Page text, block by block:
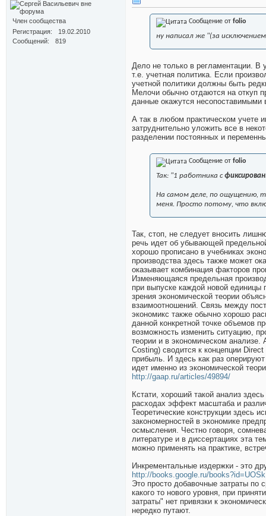
Член сообщества
Регистрация
19.02.2010
Сообщений
819
Сообщение от folio
ну написал же "(за
Дело не только в регламентации. В
т.е. учетная политика. Если
учетной политики должны быть
Мелочи обычно отдаются на откуп
данные окажутся несопоставимыми
А так в любом практическом учете
затруднительно уложить все в
разделении постоянных и
Сообщение от folio
Так: "1 работника с
На самом деле, по ощущению,
меня. Просто потому, что
Так, стоп, не следует вносить
речь идет об убывающей
хорошо прописано в учебниках
производства здесь также может
оказывает комбинация факторов
Изменяющаяся предельная
при выпуске каждой новой единицы
зрения экономической теории
взаимоотношений. Связь между
экономикс также обычно хорошо
данной конкретной точке объемов
возможность изменить ситуацию,
теории и в экономическом анализе.
Costing) сводится к концепции
прибыль. И здесь как раз
идет именно из экономической
http://gaap.ru/articles/49894/
Кстати, хороший такой анализ
расходах эффект масштаба и
Теоретические конструкции здесь
закономерностей в экономике
осмысления. Честно говоря,
литературе и в диссертациях эта
можно применять на практике,
Инкрементальные издержки - это
http://books.google.ru/
Это просто добавочные затраты по
какого то нового уровня, при
затраты" нет привязки к
нередко путают.